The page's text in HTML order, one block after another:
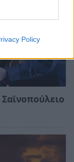
Policy